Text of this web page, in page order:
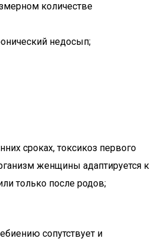
количестве
недосып;
сроках, токсикоз первого
женщины адаптируется к
только после родов;
сопутствует и